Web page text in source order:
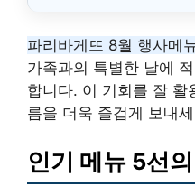
파리바게뜨 8월 행사메
가족과의 특별한 날에
합니다. 이 기회를 잘 활
름을 더욱 즐겁게 보내
인기 메뉴 5선